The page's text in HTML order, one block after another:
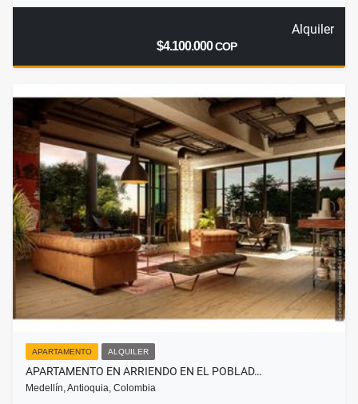
Alquiler
$4.100.000COP
APARTAMENTO ALQUILER
APARTAMENTO EN ARRIENDO EN EL POBLAD…
Medellín, Antioquia, Colombia